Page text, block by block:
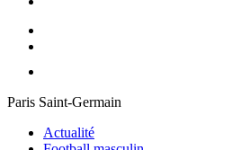
Paris Saint-Germain
Actualité